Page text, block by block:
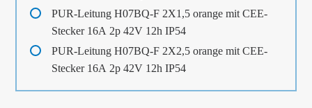
PUR-Leitung H07BQ-F 2X1,5 orange mit CEE-
Stecker 16A 2p 42V 12h IP54
PUR-Leitung H07BQ-F 2X2,5 orange mit CEE-
Stecker 16A 2p 42V 12h IP54